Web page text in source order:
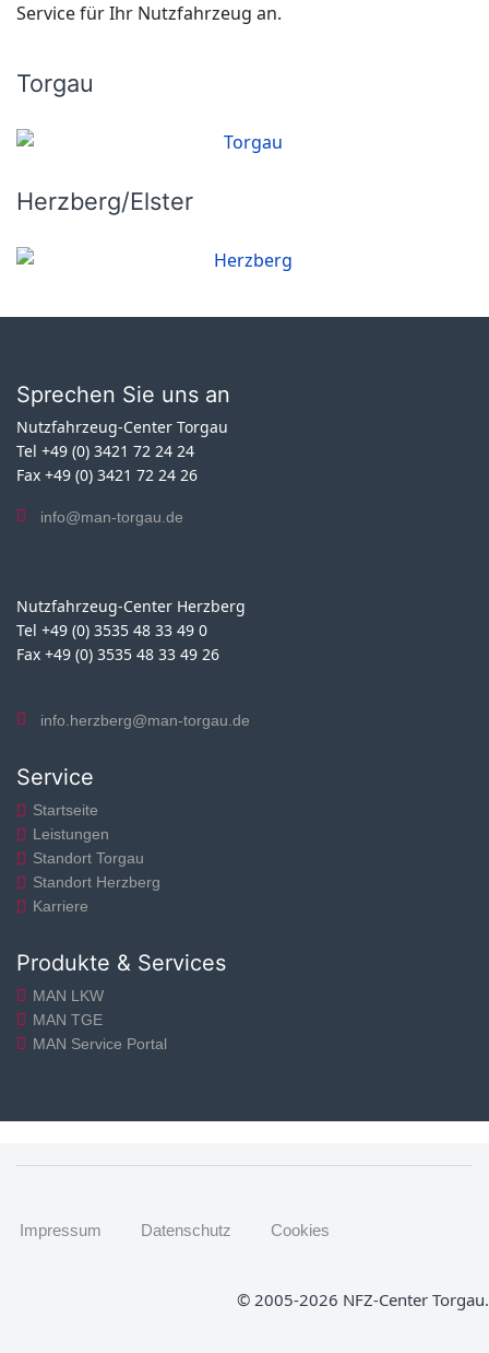
Service für Ihr Nutzfahrzeug an.
Torgau
Herzberg/Elster
Sprechen Sie uns an
Nutzfahrzeug-Center Torgau
Tel +49 (0) 3421 72 24 24
Fax +49 (0) 3421 72 24 26
info@man-torgau.de
Nutzfahrzeug-Center Herzberg
Tel +49 (0) 3535 48 33 49 0
Fax +49 (0) 3535 48 33 49 26
info.herzberg@man-torgau.de
Service
Startseite
Leistungen
Standort Torgau
Standort Herzberg
Karriere
Produkte & Services
MAN LKW
MAN TGE
MAN Service Portal
Impressum Datenschutz Cookies
© 2005-2026 NFZ-Center Torgau.